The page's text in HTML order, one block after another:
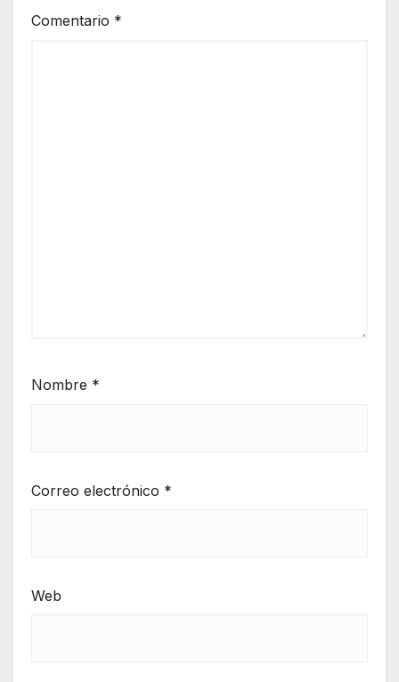
Comentario *
Nombre *
Correo electrónico *
Web